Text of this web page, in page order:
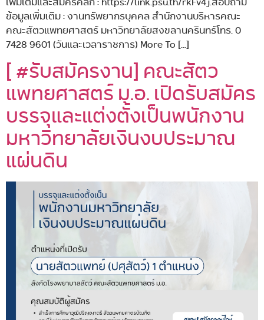
ข้อมูลเพิ่มเติม : งานทรัพยากรบุคคล สำนักงานบริหารคณะ
คณะสัตวแพทยศาสตร์ มหาวิทยาลัยสงขลานครินทร์โทร. 0
7428 9601 (วันและเวลาราชการ) More To […]
[ #รับสมัครงาน] คณะสัตว
แพทยศาสตร์ ม.อ. เปิดรับสมัคร
บรรจุและแต่งตั้งเป็นพนักงาน
มหาวิทยาลัยเงินงบประมาณ
แผ่นดิน